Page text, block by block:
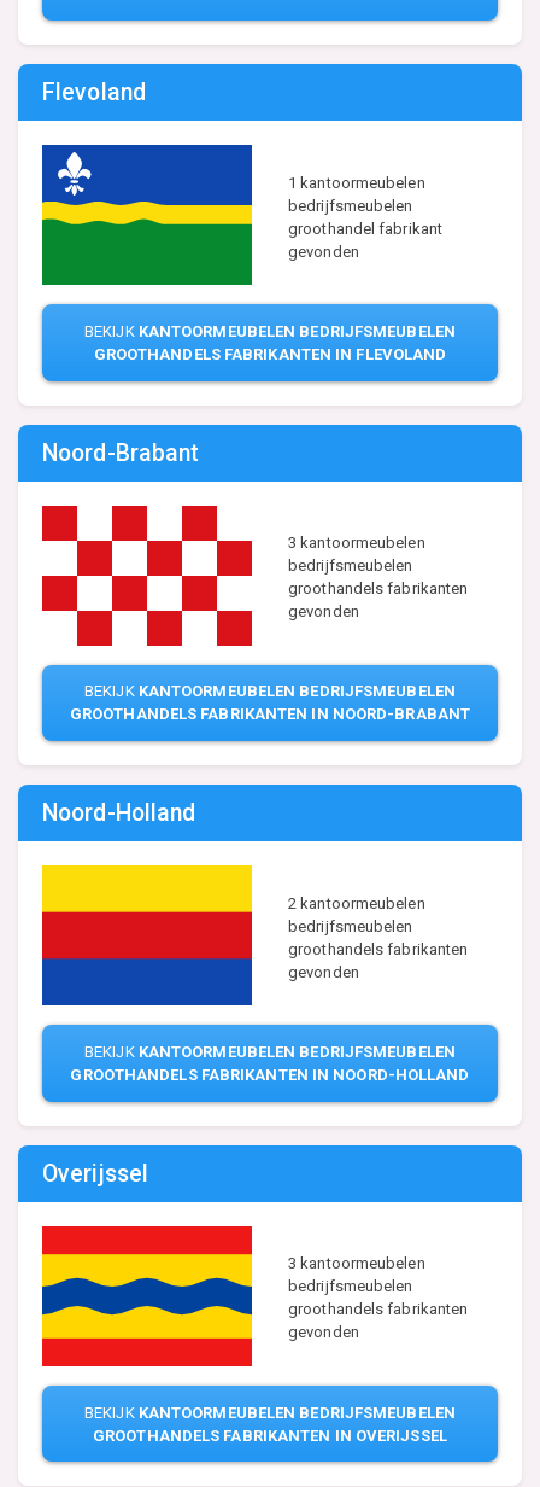
Flevoland
1 kantoormeubelen
bedrijfsmeubelen
groothandel fabrikant
gevonden
BEKIJK KANTOORMEUBELEN BEDRIJFSMEUBELEN
GROOTHANDELS FABRIKANTEN IN FLEVOLAND
Noord-Brabant
3 kantoormeubelen
bedrijfsmeubelen
groothandels fabrikanten
gevonden
BEKIJK KANTOORMEUBELEN BEDRIJFSMEUBELEN
GROOTHANDELS FABRIKANTEN IN NOORD-BRABANT
Noord-Holland
2 kantoormeubelen
bedrijfsmeubelen
groothandels fabrikanten
gevonden
BEKIJK KANTOORMEUBELEN BEDRIJFSMEUBELEN
GROOTHANDELS FABRIKANTEN IN NOORD-HOLLAND
Overijssel
3 kantoormeubelen
bedrijfsmeubelen
groothandels fabrikanten
gevonden
BEKIJK KANTOORMEUBELEN BEDRIJFSMEUBELEN
GROOTHANDELS FABRIKANTEN IN OVERIJSSEL